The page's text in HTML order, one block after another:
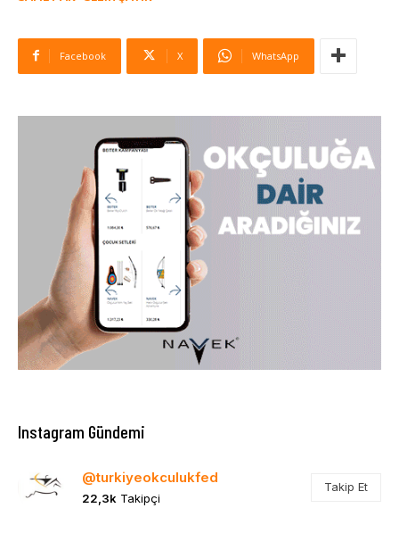
Facebook X WhatsApp
Instagram Gündemi
@turkiyeokculukfed
22,3k Takipçi
Takip Et